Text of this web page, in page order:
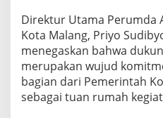
L
L
T
S
Direktur Utama Perumda
Kota Malang, Priyo
menegaskan bahwa
merupakan wujud
bagian dari Pemerintah
sebagai tuan rumah